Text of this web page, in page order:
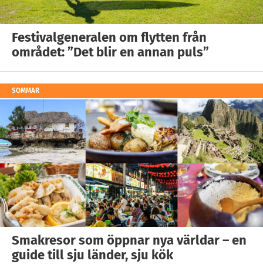
Festivalgeneralen om flytten från
området: ”Det blir en annan puls”
SOMMAR
Smakresor som öppnar nya världar – en
guide till sju länder, sju kök